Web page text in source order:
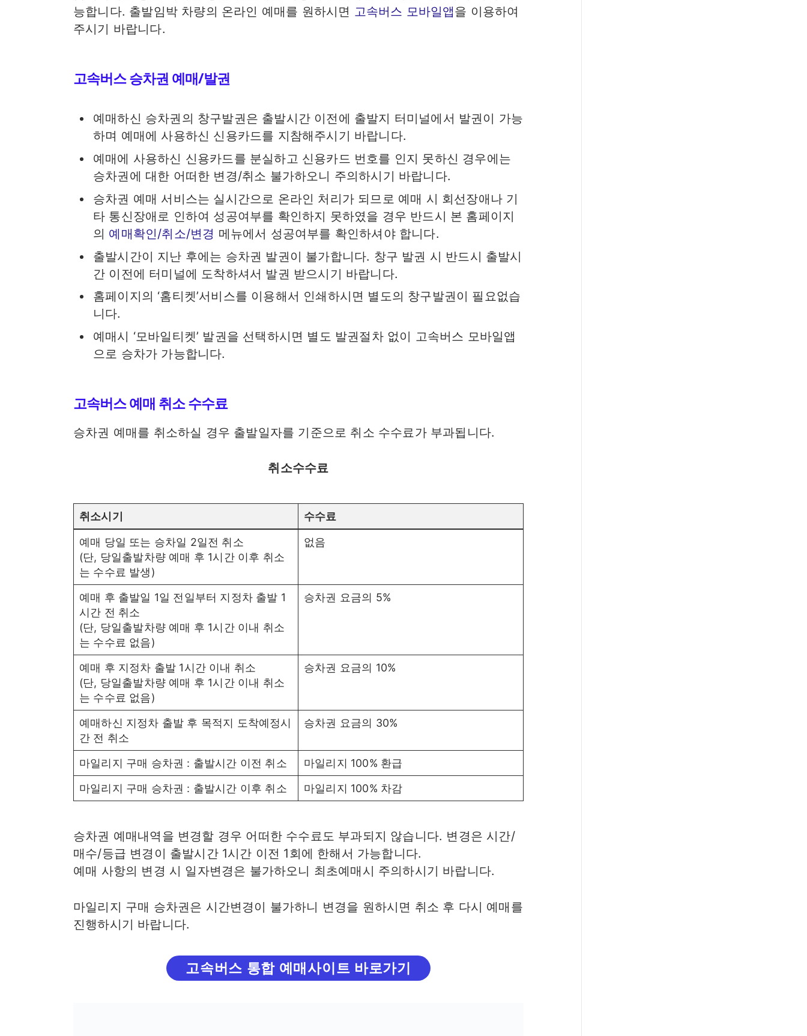
능합니다. 출발임박 차량의 온라인 예매를 원하시면 고속버스 모바일앱을 이용하여
주시기 바랍니다.
고속버스 승차권 예매/발권
예매하신 승차권의 창구발권은 출발시간 이전에 출발지 터미널에서 발권이 가능
하며 예매에 사용하신 신용카드를 지참해주시기 바랍니다.
예매에 사용하신 신용카드를 분실하고 신용카드 번호를 인지 못하신 경우에는
승차권에 대한 어떠한 변경/취소 불가하오니 주의하시기 바랍니다.
승차권 예매 서비스는 실시간으로 온라인 처리가 되므로 예매 시 회선장애나 기
타 통신장애로 인하여 성공여부를 확인하지 못하였을 경우 반드시 본 홈페이지
의 예매확인/취소/변경 메뉴에서 성공여부를 확인하셔야 합니다.
출발시간이 지난 후에는 승차권 발권이 불가합니다. 창구 발권 시 반드시 출발시
간 이전에 터미널에 도착하셔서 발권 받으시기 바랍니다.
홈페이지의 ‘홈티켓’서비스를 이용해서 인쇄하시면 별도의 창구발권이 필요없습
니다.
예매시 ‘모바일티켓’ 발권을 선택하시면 별도 발권절차 없이 고속버스 모바일앱
으로 승차가 가능합니다.
고속버스 예매 취소 수수료
승차권 예매를 취소하실 경우 출발일자를 기준으로 취소 수수료가 부과됩니다.
취소수수료
취소시기 수수료
예매 당일 또는 승차일 2일전 취소
(단, 당일출발차량 예매 후 1시간 이후 취소
는 수수료 발생)
없음
예매 후 출발일 1일 전일부터 지정차 출발 1
시간 전 취소
(단, 당일출발차량 예매 후 1시간 이내 취소
는 수수료 없음)
승차권 요금의 5%
예매 후 지정차 출발 1시간 이내 취소
(단, 당일출발차량 예매 후 1시간 이내 취소
는 수수료 없음)
승차권 요금의 10%
예매하신 지정차 출발 후 목적지 도착예정시
간 전 취소
승차권 요금의 30%
마일리지 구매 승차권 : 출발시간 이전 취소
마일리지 100% 환급
마일리지 구매 승차권 : 출발시간 이후 취소
마일리지 100% 차감
승차권 예매내역을 변경할 경우 어떠한 수수료도 부과되지 않습니다. 변경은 시간/
매수/등급 변경이 출발시간 1시간 이전 1회에 한해서 가능합니다.
예매 사항의 변경 시 일자변경은 불가하오니 최초예매시 주의하시기 바랍니다.
마일리지 구매 승차권은 시간변경이 불가하니 변경을 원하시면 취소 후 다시 예매를
진행하시기 바랍니다.
고속버스 통합 예매사이트 바로가기